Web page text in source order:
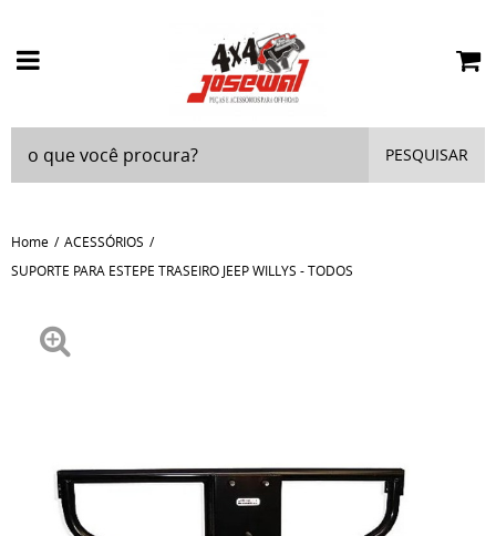
PESQUISAR
Home
ACESSÓRIOS
SUPORTE PARA ESTEPE TRASEIRO JEEP WILLYS - TODOS